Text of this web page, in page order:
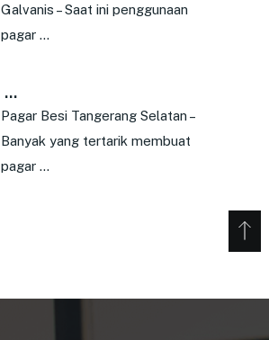
Galvanis – Saat ini penggunaan
pagar …
…
Pagar Besi Tangerang Selatan –
Banyak yang tertarik membuat
pagar …